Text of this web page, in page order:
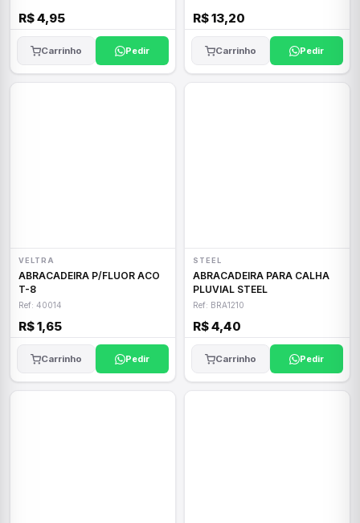
R$ 4,95
Carrinho Pedir
R$ 13,20
Carrinho Pedir
VELTRA
ABRACADEIRA P/FLUOR ACO
T-8
Ref: 40014
R$ 1,65
Carrinho Pedir
STEEL
ABRACADEIRA PARA CALHA
PLUVIAL STEEL
Ref: BRA1210
R$ 4,40
Carrinho Pedir